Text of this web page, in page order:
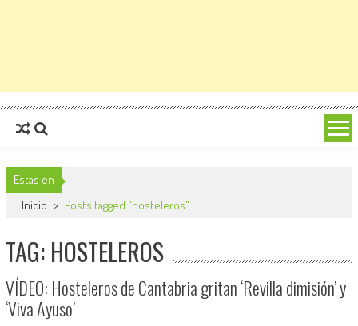
Estas en
Inicio > Posts tagged "hosteleros"
TAG: HOSTELEROS
VÍDEO: Hosteleros de Cantabria gritan ‘Revilla dimisión’ y
‘Viva Ayuso’